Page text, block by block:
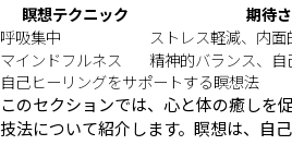
瞑想テクニック
期待
呼吸集中
ストレス軽減、内
マインドフルネス
精神的バランス、
自己ヒーリングをサポートする瞑想法
このセクションでは、心と体の癒しを
技法について紹介します。瞑想は、自